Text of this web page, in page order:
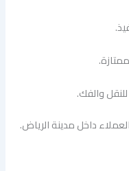
والفك.
داخل مدينة الرياض.